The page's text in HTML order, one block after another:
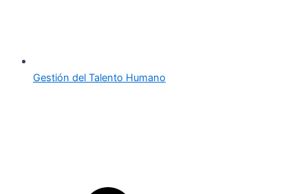
Gestión del Talento Humano